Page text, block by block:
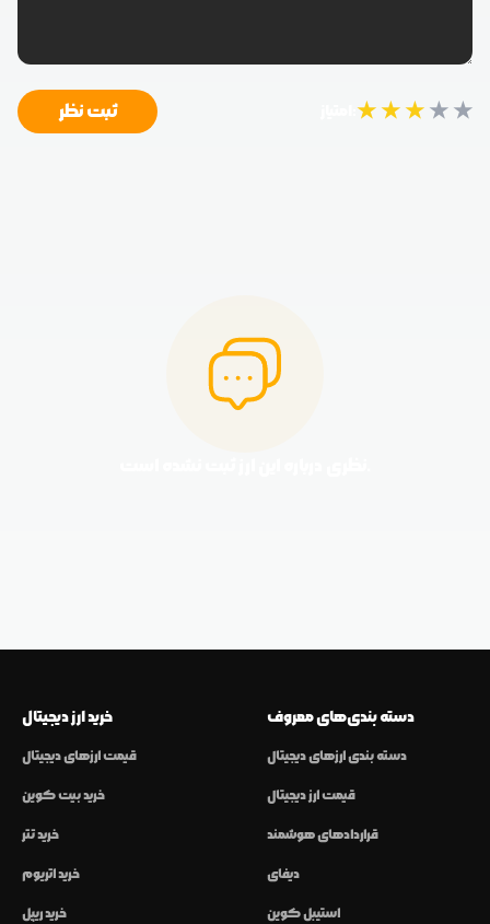
★★★★★ ثبت نظر
خرید ارز دیجیتال
قیمت ارزهای دیجیتال
خرید بیت کوین
خرید تتر
خرید اتریوم
خرید ریپل
دسته بندی‌های معروف
دسته بندی ارزهای دیجیتال
قیمت ارز دیجیتال
قراردادهای هوشمند
دیفای
استیبل کوین